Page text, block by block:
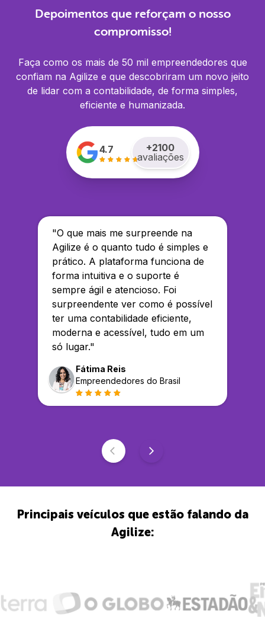
Depoimentos que reforçam o nosso
compromisso!
Faça como os mais de 50 mil empreendedores que
confiam na Agilize e que descobriram um novo jeito
de lidar com a contabilidade, de forma simples,
eficiente e humanizada.
4.7 +2100
avaliações
"O que mais me surpreende na
Agilize é o quanto tudo é simples e
prático. A plataforma funciona de
forma intuitiva e o suporte é
sempre ágil e atencioso. Foi
surpreendente ver como é possível
ter uma contabilidade eficiente,
moderna e acessível, tudo em um
só lugar."
Fátima Reis
Empreendedores do Brasil
Principais veículos que estão falando da
Agilize: